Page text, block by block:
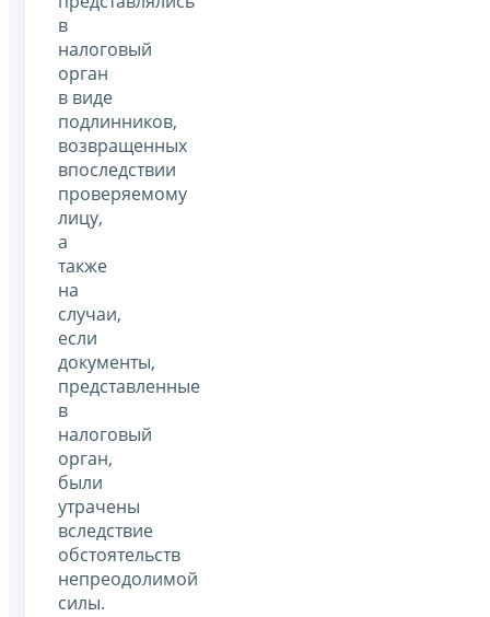
в
налоговый
орган
в виде
подлинников,
возвращенных
впоследствии
проверяемому
лицу,
а
также
на
случаи,
если
документы,
представленные
в
налоговый
орган,
были
утрачены
вследствие
обстоятельств
непреодолимой
силы.